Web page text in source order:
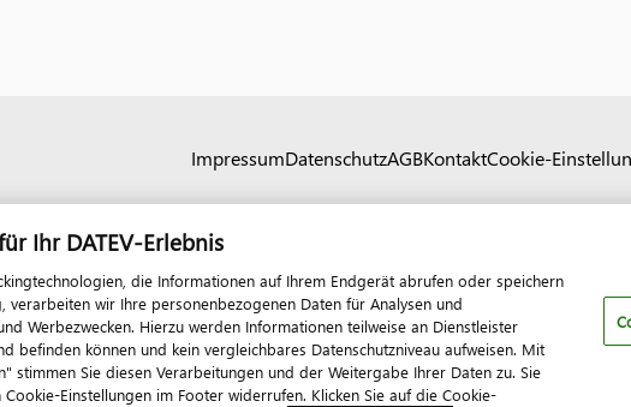
ImpressumDatenschutzAGBKontaktCookie-
Ihr DATEV-Erlebnis
die Informationen auf Ihrem Endgerät abrufen oder speichern
verarbeiten wir Ihre personenbezogenen Daten für Analysen und
Werbezwecken. Hierzu werden Informationen teilweise an Dienstleister
befinden können und kein vergleichbares Datenschutzniveau aufweisen. Mit
stimmen Sie diesen Verarbeitungen und der Weitergabe Ihrer Daten zu. Sie
Einstellungen im Footer widerrufen. Klicken Sie auf die Cookie-